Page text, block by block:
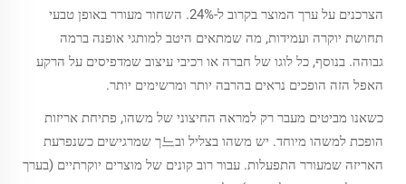
הצרכנים על ערך המוצר בקרוב ל-24%. השחור מעורר באופן טבעי
תחושת יוקרה ועמידות, מה שמתאים היטב למותגי אופנה ברמה
גבוהה. בנוסף, כל לוגו של חברה או רכיבי עיצוב שמדפיסים על הרקע
האפל הזה הופכים נראים בהרבה יותר ומרשימים יותר.
כשאנו מביטים מעבר רק למראה החיצוני של משהו, פתיחת אריזות
הופכת למשהו מיוחד. יש משהו בצליל וב느ך שמרגישים כשנפרעת
האריזה שמעורר התפעלות. עבור רוב קונים של מוצרים יוקרתיים (בערך